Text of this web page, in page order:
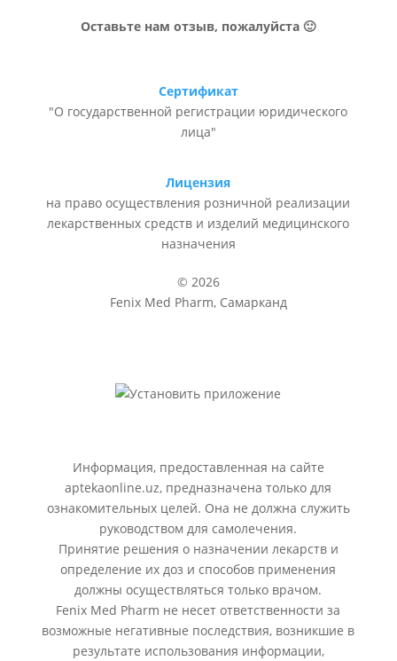
Оставьте нам отзыв, пожалуйста 🙂
Сертификат
"О государственной регистрации юридического
лица"
Лицензия
на право осуществления розничной реализации
лекарственных средств и изделий медицинского
назначения
© 2026
Fenix Med Pharm, Самарканд
Информация, предоставленная на сайте
aptekaonline.uz, предназначена только для
ознакомительных целей. Она не должна служить
руководством для самолечения.
Принятие решения о назначении лекарств и
определение их доз и способов применения
должны осуществляться только врачом.
Fenix Med Pharm не несет ответственности за
возможные негативные последствия, возникшие в
результате использования информации,